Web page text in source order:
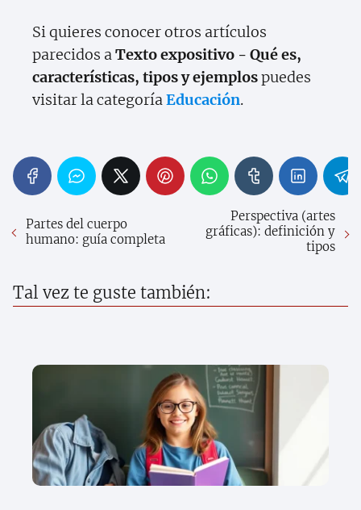
Si quieres conocer otros artículos
parecidos aTexto expositivo - Qué es,
características, tipos y ejemplospuedes
visitar la categoríaEducación.
Partes del cuerpo
humano: guía completa
Perspectiva (artes
gráficas): definición y
tipos
Tal vez te guste también: